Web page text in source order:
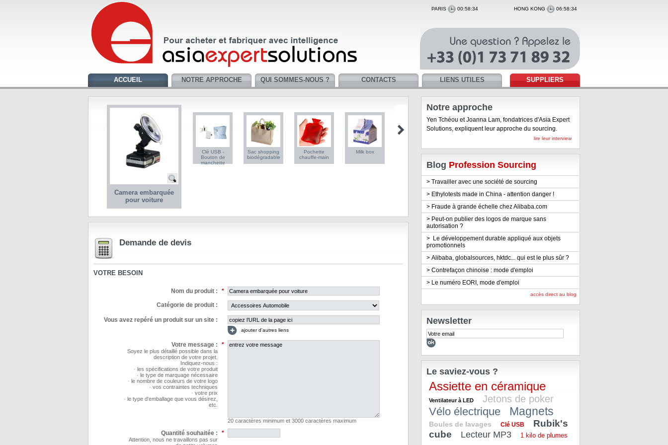
PARIS 00:58:34 HONG KONG 06:58:34
ACCUEIL NOTRE APPROCHE QUI SOMMES-NOUS ? CONTACTS LIENS UTILES SUPPLIERS
Camera embarquée
pour voiture
Clé USB -
Bouton de
manchette
Sac shopping
biodégradable
Pochette
chauffe-main
Milk box
Demande de devis
VOTRE BESOIN
Nom du produit :
*
Catégorie de produit :
Vous avez repéré un produit sur un site :
ajouter d'autres liens
Votre message :
Soyez le plus détaillé possible dans la
description de votre projet.
Indiquez-nous :
· les spécifications de votre produit
· le type de marquage nécessaire
· le nombre de couleurs de votre logo
· vos contraintes techniques
· votre prix
· le type d'emballage que vous désirez,
etc.
*
20 caractères minimum et 3000 caractères maximum
Quantité souhaitée :
Attention, nous ne travaillons pas sur
*
Notre approche
Yen Tchéou et Joanna Lam, fondatrices d'Asia Expert
Solutions, expliquent leur approche du sourcing.
lire leur interview
Blog Profession Sourcing
> Travailler avec une société de sourcing
> Ethylotests made in China - attention danger !
> Fraude à grande échelle chez Alibaba.com
> Peut-on publier des logos de marque sans
autorisation ?
> Le développement durable appliqué aux objets
promotionnels
> Alibaba, globalsources, hktdc... qui est le plus sûr ?
> Contrefaçon chinoise : mode d'emploi
> Le numéro EORI, mode d'emploi
accès direct au blog
Newsletter
Le saviez-vous ?
Assiette en céramique
Ventilateur à LED Jetons de poker
Vélo électrique Magnets
Boules de lavages Clé USB
Rubik's
cube
Lecteur MP3 1 kilo de plumes